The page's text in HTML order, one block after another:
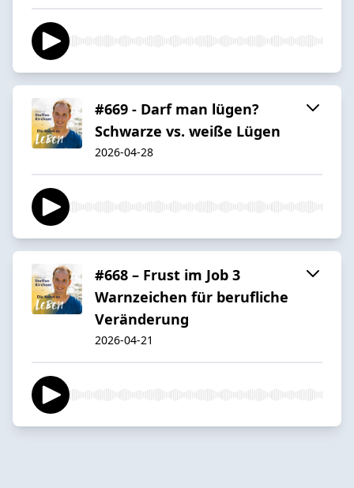
#669 - Darf man lügen?
Schwarze vs. weiße Lügen
2026-04-28
#668 – Frust im Job 3
Warnzeichen für berufliche
Veränderung
2026-04-21